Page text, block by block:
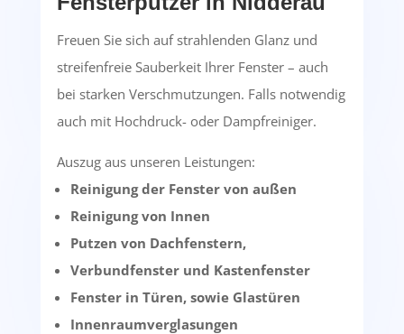
Freuen Sie sich auf strahlenden Glanz und
streifenfreie Sauberkeit Ihrer Fenster – auch
bei starken Verschmutzungen. Falls notwendig
auch mit Hochdruck- oder Dampfreiniger.
Auszug aus unseren Leistungen:
Reinigung der Fenster von außen
Reinigung von Innen
Putzen von Dachfenstern,
Verbundfenster und Kastenfenster
Fenster in Türen, sowie Glastüren
Innenraumverglasungen